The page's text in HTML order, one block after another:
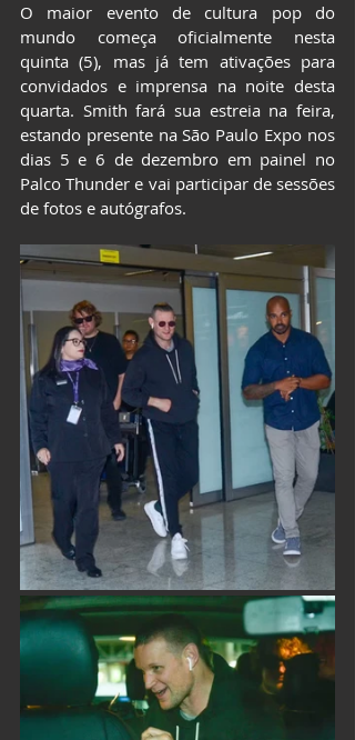
O maior evento de cultura pop do
mundo começa oficialmente nesta
quinta (5), mas já tem ativações para
convidados e imprensa na noite desta
quarta. Smith fará sua estreia na feira,
estando presente na São Paulo Expo nos
dias 5 e 6 de dezembro em painel no
Palco Thunder e vai participar de sessões
de fotos e autógrafos.